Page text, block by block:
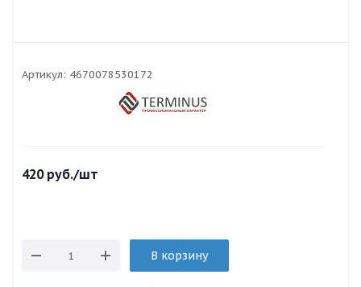
Артикул: 4670078530172
420руб./шт
В корзину